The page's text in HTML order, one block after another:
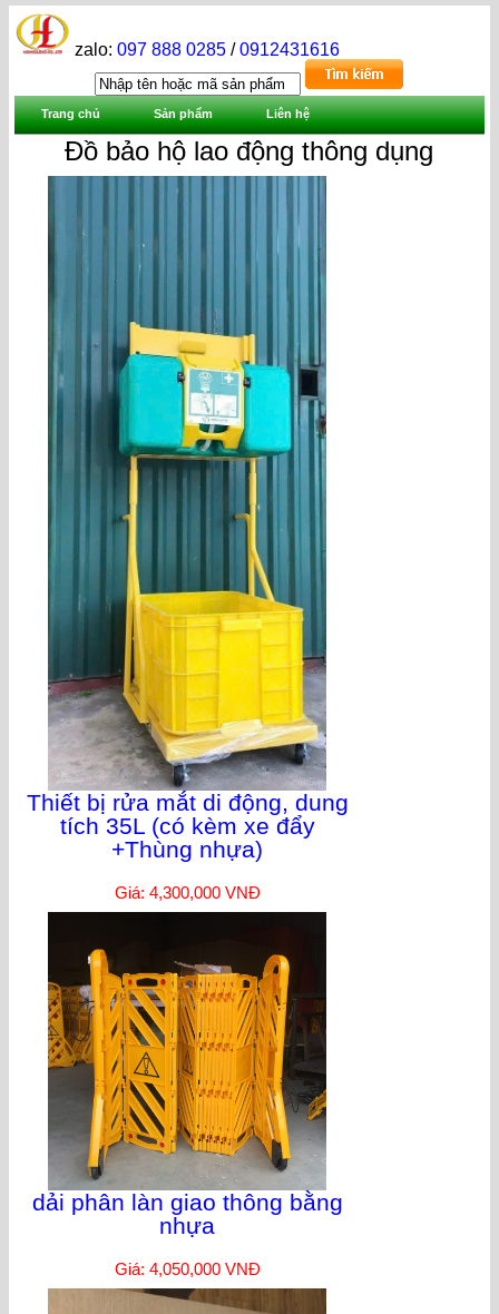
zalo:097 888 0285 /0912431616
Trang chủ Sản phẩm Liên hệ
Đồ bảo hộ lao động thông dụng
Thiết bị rửa mắt di động, dung
tích 35L (có kèm xe đẩy
+Thùng nhựa)
Giá: 4,300,000 VNĐ
dải phân làn giao thông bằng
nhựa
Giá: 4,050,000 VNĐ